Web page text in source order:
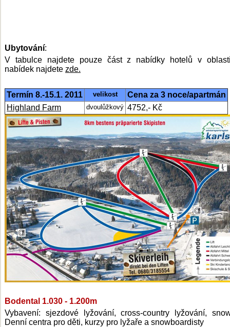
Ubytování:
V tabulce najdete pouze část z nabídky hotelů v
nabídek najdete zde.
Termín 8.-15.1. 2011 velikost
Cena za 3 noce/apartmán
Highland Farm
dvoulůžkový 4752,- Kč
Bodental 1.030 - 1.200m
Vybavení: sjezdové lyžování, cross-country lyžování,
Denní centra pro děti, kurzy pro lyžaře a snowboardisty